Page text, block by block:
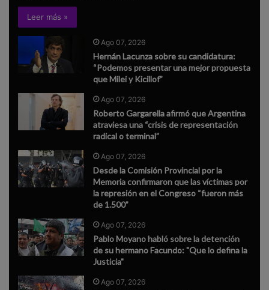
Leer más »
Ago 07, 2026
Hernán Lacunza sobre su candidatura:
“Podemos presentar una mejor propuesta
que Milei y Kicillof”
Ago 07, 2026
Roberto Gargarella afirmó que Argentina
atraviesa una “crisis de representación
radical o terminal”
Ago 07, 2026
Desde la Comisión Provincial por la
Memoria confirmaron que las víctimas por
la represión en el Congreso “fueron más
de 1.500”
Ago 07, 2026
Pablo Moyano habló sobre la detención
de su hermano Facundo: "Que lo defina la
Justicia"
Ago 07, 2026